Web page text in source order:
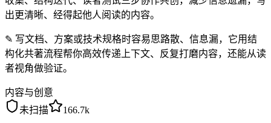
出更清晰、经得起他人阅读的内容。
✎ 写文档、方案或技术规格时容易思路散、信息漏，它用结
构化共著流程帮你高效传递上下文、反复打磨内容，还能从读
者视角做验证。
内容与创意
未扫描
166.7k